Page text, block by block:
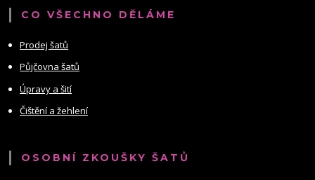
CO VŠECHNO DĚLÁME
Prodej šatů
Půjčovna šatů
Úpravy a šití
Čištění a žehlení
OSOBNÍ ZKOUŠKY ŠATŮ